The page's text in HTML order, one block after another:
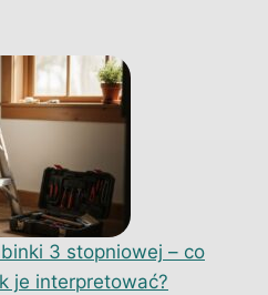
3 stopniowej – co
je interpretować?